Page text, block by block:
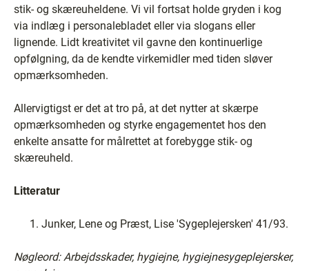
stik- og skæreuheldene. Vi vil fortsat holde gryden i kog
via indlæg i personalebladet eller via slogans eller
lignende. Lidt kreativitet vil gavne den kontinuerlige
opfølgning, da de kendte virkemidler med tiden sløver
opmærksomheden.
Allervigtigst er det at tro på, at det nytter at skærpe
opmærksomheden og styrke engagementet hos den
enkelte ansatte for målrettet at forebygge stik- og
skæreuheld.
Litteratur
Junker, Lene og Præst, Lise 'Sygeplejersken' 41/93.
Nøgleord: Arbejdsskader, hygiejne, hygiejnesygeplejersker,